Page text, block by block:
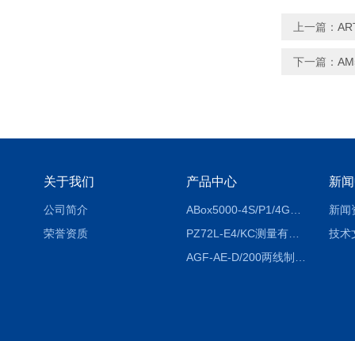
上一篇：
下一篇：
关于我们
公司简介
荣誉资质
产品中心
PZ72L-E4/KC测量有功电能（EPI/EPE）嵌入式电表
新
新闻
技术